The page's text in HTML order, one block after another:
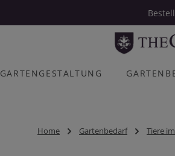
GARTENGESTALTUNG
Home Gartenbedarf Tiere